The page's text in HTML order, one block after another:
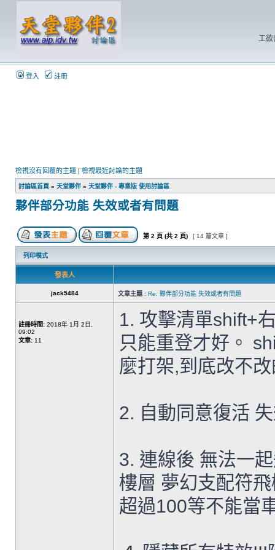
工欲
登入 註冊
檢視沒有回覆的主題 | 檢視最近討論的主題
討論區首頁 » 天堂夥伴 » 天堂夥伴 - 專業版 使用討論區
夥伴部分功能 失效或者有問題
第 2 頁 (共 2 頁) [ 14 篇文章 ]
列印模式
發表人
jack5484 文章主題 : Re: 夥伴部分功能 失效或者有問題
註冊時間: 2018年 1月 2日,
09:02
文章: 11
1. 攻擊清單shift+
只能重登才好。
麼打架,到底改不
2. 自動同意復活
3. 連線後 無法一
樓層 夢幻支配符
超過100等不能當